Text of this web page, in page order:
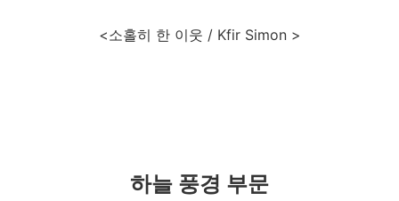
<소홀히 한 이웃 / Kfir Simon >
하늘 풍경 부문